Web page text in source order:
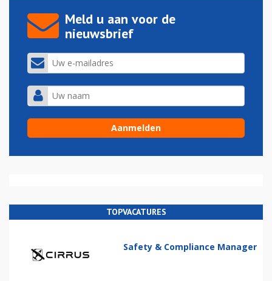
Meld u aan voor de
nieuwsbrief
TOPVACATURES
Safety & Compliance Manager